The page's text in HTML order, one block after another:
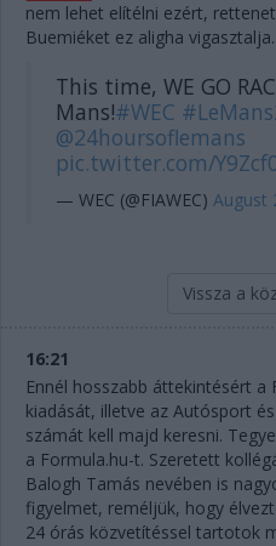
RETRO
PODCAST
DIGITÁLIS MAGAZIN
VERSENYNAPTÁRAK
nem lehet elítélni ezért,
Buemiéket ez aligha
This time, WE GO
Mans!#WEC
@24hoursoflemans
pic.twitter.com/
— WEC (@FIAWEC) August
Vissza a
16:21
Ennél hosszabb áttekintésért
kiadását, illetve az Autósport
számát kell majd keresni.
a Formula.hu-t. Szeretett
Balogh Tamás nevében is
figyelmet, reméljük, hogy
24 órás közvetítéssel tartotok